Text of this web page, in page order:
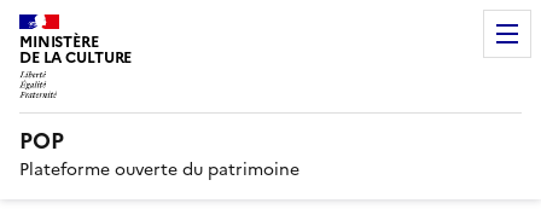
MINISTÈRE
DE LA CULTURE
POP
Plateforme ouverte du patrimoine